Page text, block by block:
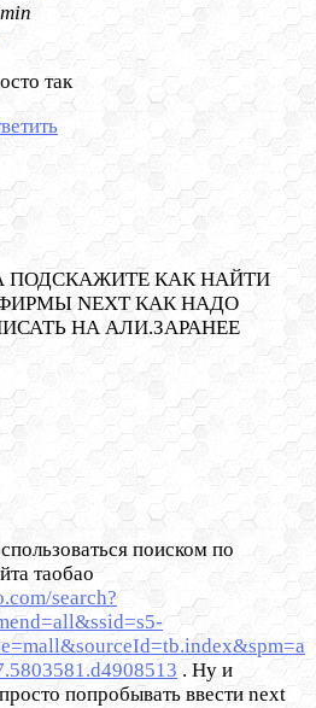
так
ПОДСКАЖИТЕ КАК НАЙТИ
NEXT КАК НАДО
НА АЛИ.ЗАРАНЕЕ
поиском по
таобао
search?
. Ну и
попробывать ввести next